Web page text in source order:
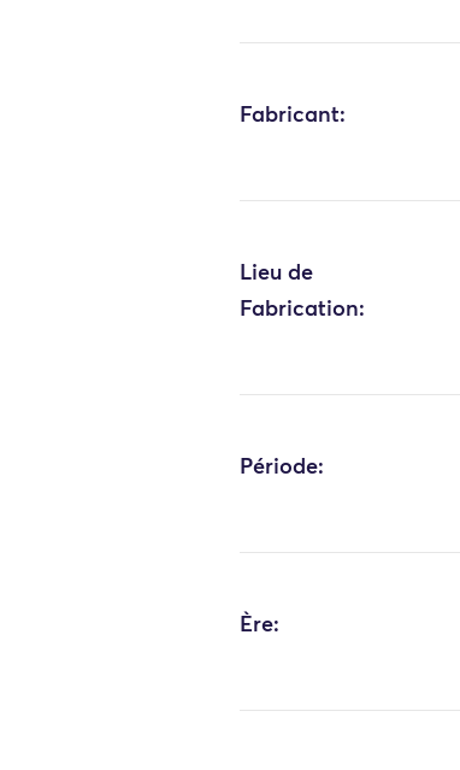
Fabricant:
Lieu de
Fabrication:
Période:
Ère: